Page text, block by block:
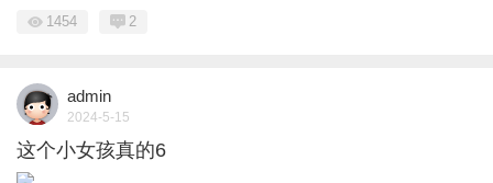
1454 2
admin
2024-5-15
这个小女孩真的6